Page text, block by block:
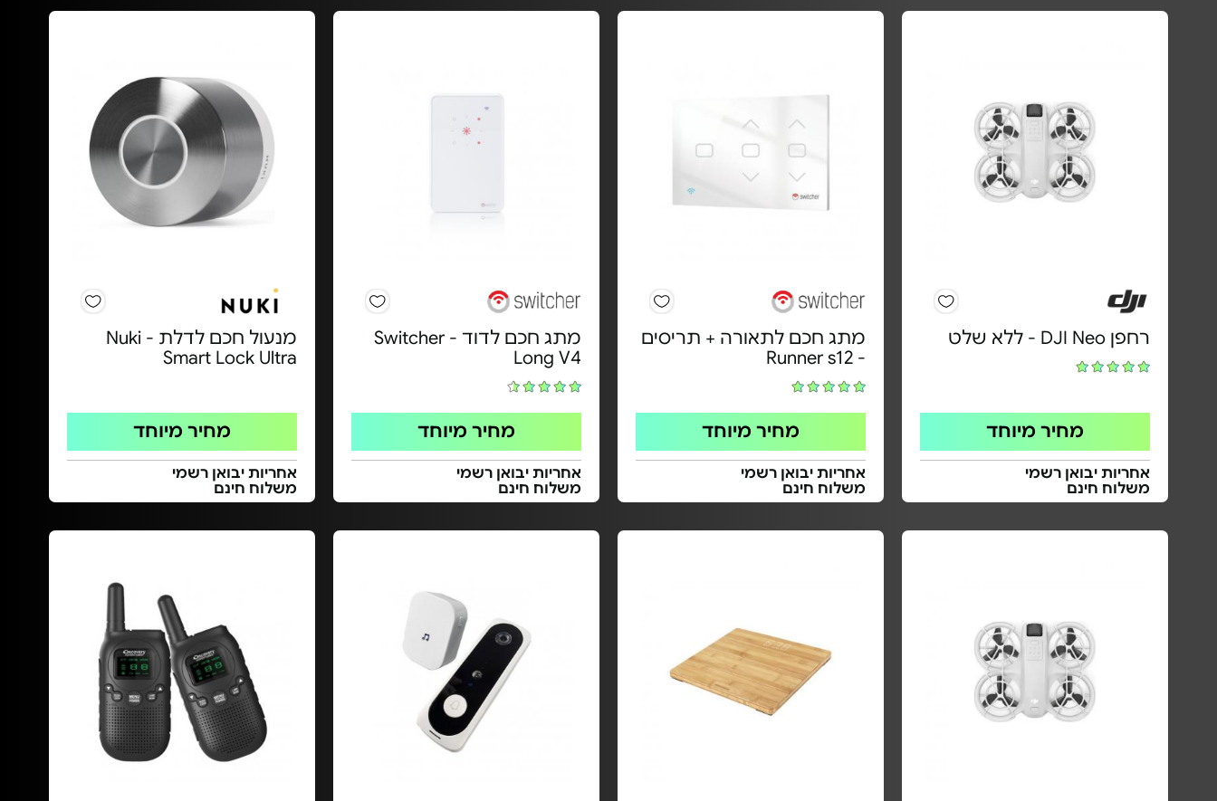
רחפן DJI Neo - ללא שלט
מחיר מיוחד
אחריות יבואן רשמי
משלוח חינם
מתג חכם לתאורה + תריסים
- Runner s12
מחיר מיוחד
אחריות יבואן רשמי
משלוח חינם
מתג חכם לדוד - Switcher
Long V4
מחיר מיוחד
אחריות יבואן רשמי
משלוח חינם
מנעול חכם לדלת - Nuki
Smart Lock Ultra
מחיר מיוחד
אחריות יבואן רשמי
משלוח חינם